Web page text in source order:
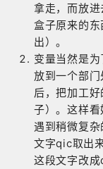
拿走，而放
盒子原来的
出）。
变量当然是为
放到一个部
后，把加工
子）。这样
遇到稍微复
文字qic取出
这段文字改